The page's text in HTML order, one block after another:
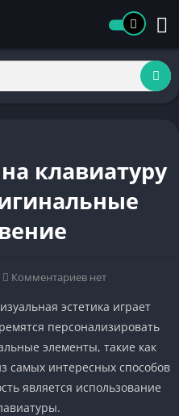
клавиатуру
Комментариев нет
эстетика играет
персонализировать
элементы, такие как
самых интересных способов
является использование